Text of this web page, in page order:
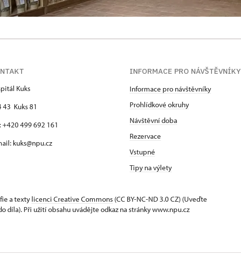
Kuks
43 Kuks 81
+420 499 692 161
kuks@npu.cz
INFORMACE PRO NÁVŠTĚVNÍKY
Informace pro návštěvníky
Prohlídkové okruhy
Návštěvní doba
Rezervace
Vstupné
Tipy na výlety
a texty licenci Creative Commons (CC BY-NC-ND 3.0 CZ) (Uveďte
díla). Při užití obsahu uvádějte odkaz na stránky www.npu.cz